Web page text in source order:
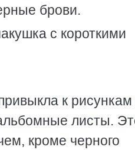
брови.
с короткими
к
листы.
кроме черного